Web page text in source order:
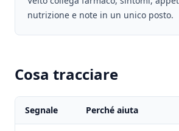
nutrizione e note in un unico posto.
Cosa tracciare
Segnale Perché aiuta